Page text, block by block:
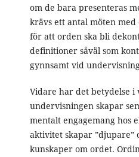
om de bara presenteras
krävs ett antal möten
för att orden ska bli
definitioner såväl som
gynnsamt vid
Vidare har det betydelse i
undervisningen skapar
mentalt engagemang hos
aktivitet skapar
kunskaper om ordet.